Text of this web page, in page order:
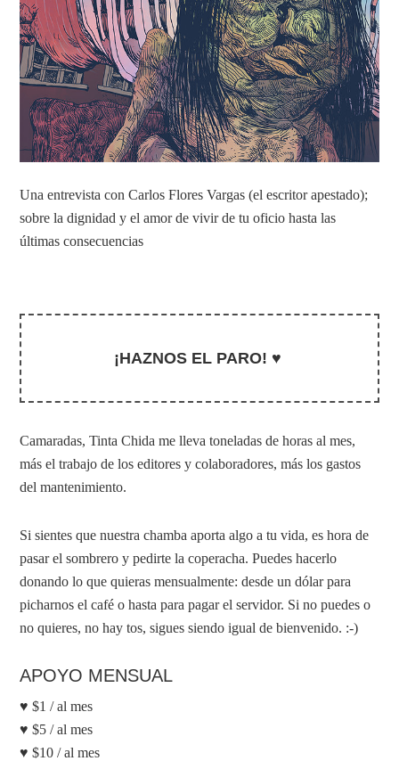
Una entrevista con Carlos Flores Vargas (el escritor apestado);
sobre la dignidad y el amor de vivir de tu oficio hasta las
últimas consecuencias
¡HAZNOS EL PARO! ♥
Camaradas, Tinta Chida me lleva toneladas de horas al mes,
más el trabajo de los editores y colaboradores, más los gastos
del mantenimiento.
Si sientes que nuestra chamba aporta algo a tu vida, es hora de
pasar el sombrero y pedirte la coperacha. Puedes hacerlo
donando lo que quieras mensualmente: desde un dólar para
picharnos el café o hasta para pagar el servidor. Si no puedes o
no quieres, no hay tos, sigues siendo igual de bienvenido. :-)
APOYO MENSUAL
♥ $1 / al mes
♥ $5 / al mes
♥ $10 / al mes